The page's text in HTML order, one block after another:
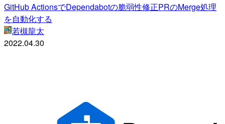
GitHub ActionsでDependabotの脆弱性修正PRのMerge処理
を自動化する
若槻龍太
2022.04.30